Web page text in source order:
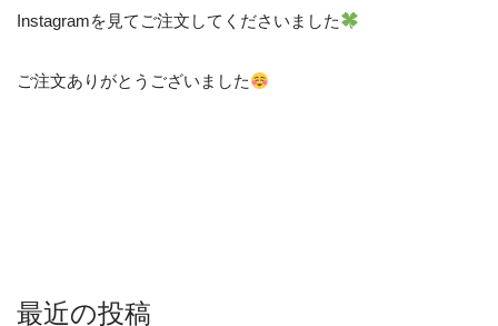
Instagramを見てご注文してくださいました
ご注文ありがとうございました
最近の投稿